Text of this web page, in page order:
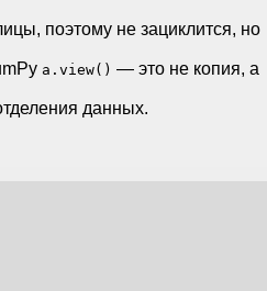
поэтому не зациклится, но
a.view() — это не копия, а
данных.